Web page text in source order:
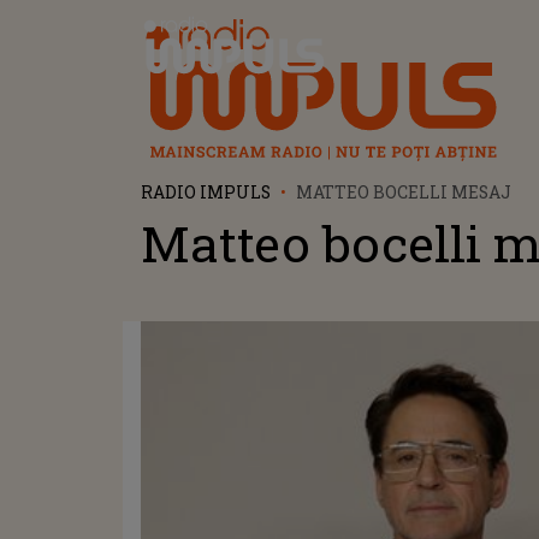
Radio Impuls
RADIO IMPULS MATTEO BOCELLI MESAJ
Matteo bocelli